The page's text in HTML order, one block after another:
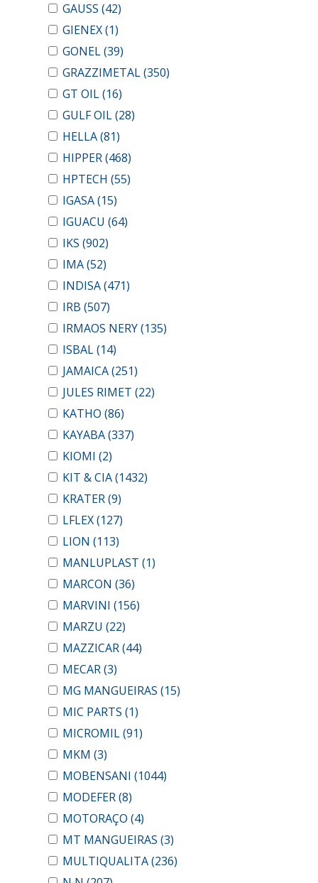
GAUSS (42)
GIENEX(1)
GONEL(39)
GRAZZIMETAL(350)
GT OIL(16)
GULF OIL(28)
HELLA(81)
HIPPER(468)
HPTECH (55)
IGASA(15)
IGUACU (64)
IKS (902)
IMA(52)
INDISA(471)
IRB (507)
IRMAOS NERY(135)
ISBAL(14)
JAMAICA(251)
JULES RIMET (22)
KATHO (86)
KAYABA(337)
KIOMI (2)
KIT & CIA(1432)
KRATER(9)
LFLEX(127)
LION (113)
MANLUPLAST (1)
MARCON (36)
MARVINI (156)
MARZU (22)
MAZZICAR(44)
MECAR(3)
MG MANGUEIRAS (15)
MIC PARTS (1)
MICROMIL(91)
MKM (3)
MOBENSANI (1044)
MODEFER(8)
MOTORAÇO (4)
MT MANGUEIRAS (3)
MULTIQUALITA(236)